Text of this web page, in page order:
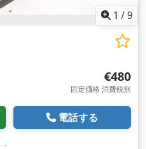
1 /9
€480
固定価格 消費税別
電話する
,